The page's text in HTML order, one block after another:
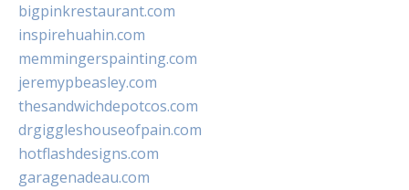
bigpinkrestaurant.com
inspirehuahin.com
memmingerspainting.com
jeremypbeasley.com
thesandwichdepotcos.com
drgiggleshouseofpain.com
hotflashdesigns.com
garagenadeau.com